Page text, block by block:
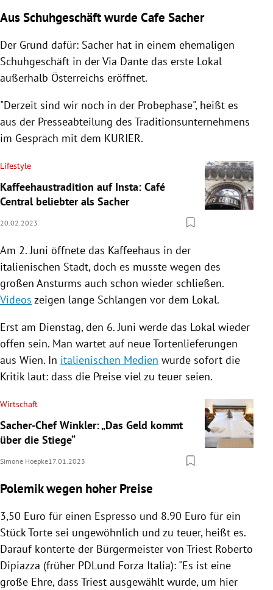
Aus Schuhgeschäft wurde Cafe Sacher
Der Grund dafür: Sacher hat in einem ehemaligen
Schuhgeschäft in der Via Dante das erste Lokal
außerhalb Österreichs eröffnet.
"Derzeit sind wir noch in der Probephase", heißt es
aus der Presseabteilung des Traditionsunternehmens
im Gespräch mit dem KURIER.
Lifestyle
Kaffeehaustradition auf Insta: Café
Central beliebter als Sacher
20.02.2023
Am 2. Juni öffnete das Kaffeehaus in der
italienischen Stadt, doch es musste wegen des
großen Ansturms auch schon wieder schließen.
Videos zeigen lange Schlangen vor dem Lokal.
Erst am Dienstag, den 6. Juni werde das Lokal wieder
offen sein. Man wartet auf neue Tortenlieferungen
aus Wien. In italienischen Medien wurde sofort die
Kritik laut: dass die Preise viel zu teuer seien.
Wirtschaft
Sacher-Chef Winkler: „Das Geld kommt
über die Stiege“
Simone Hoepke17.01.2023
Polemik wegen hoher Preise
3,50 Euro für einen Espresso und 8.90 Euro für ein
Stück Torte sei ungewöhnlich und zu teuer, heißt es.
Darauf konterte der Bürgermeister von Triest Roberto
Dipiazza (früher PDLund Forza Italia): "Es ist eine
große Ehre, dass Triest ausgewählt wurde, um hier